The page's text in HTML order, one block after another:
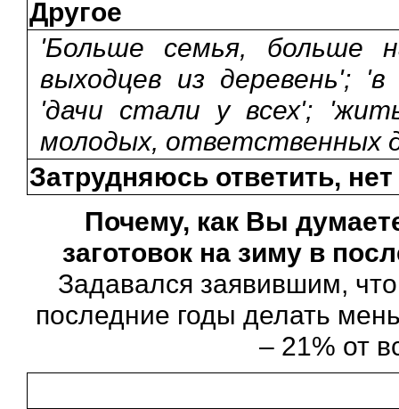
Другое
'Больше семья, больше
выходцев из деревень';
'дачи стали у всех';
молодых, ответственных
Затрудняюсь ответить, нет
Почему, как Вы
заготовок на зиму в
Задавался заявившим,
последние годы делать
– 21% от